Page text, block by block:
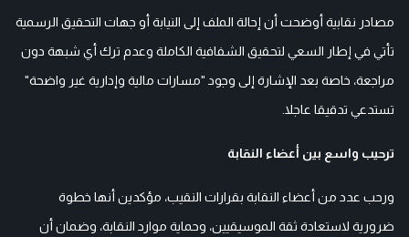
مصادر نقابية أوضحت أن إحالة الملف إلى النيابة أو جهات التحقيق الرسمية
تأتي في إطار السعي لتحقيق الشفافية الكاملة وعدم ترك أي شبهة دون
مراجعة، خاصة بعد الإشارة إلى وجود "مسارات مالية وإدارية غير واضحة"
تستدعي تدقيقا عاجلا.
ترحيب واسع بين أعضاء النقابة
ورحب عدد من أعضاء النقابة بقرارات النقيب، مؤكدين أنها خطوة
ضرورية لاستعادة ثقة الموسيقيين، وحماية موارد النقابة، وضمان أن